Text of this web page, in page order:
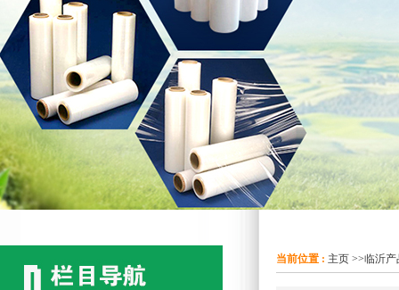
当前位置 : 主页 >>临沂产